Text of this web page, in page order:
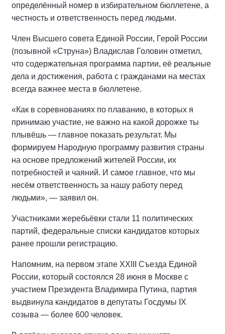
определённый номер в избирательном бюллетене, а
честность и ответственность перед людьми.
Член Высшего совета Единой России, Герой России
(позывной «Струна») Владислав Головин отметил,
что содержательная программа партии, её реальные
дела и достижения, работа с гражданами на местах
всегда важнее места в бюллетене.
«Как в соревнованиях по плаванию, в которых я
принимаю участие, не важно на какой дорожке ты
плывёшь — главное показать результат. Мы
формируем Народную программу развития страны
на основе предложений жителей России, их
потребностей и чаяний. И самое главное, что мы
несём ответственность за нашу работу перед
людьми», — заявил он.
Участниками жеребьёвки стали 11 политических
партий, федеральные списки кандидатов которых
ранее прошли регистрацию.
Напомним, на первом этапе XXIII Съезда Единой
России, который состоялся 28 июня в Москве с
участием Президента Владимира Путина, партия
выдвинула кандидатов в депутаты Госдумы IX
созыва — более 600 человек.